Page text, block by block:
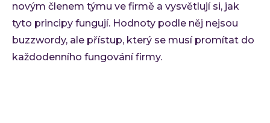
novým členem týmu ve firmě a vysvětlují si, jak
tyto principy fungují. Hodnoty podle něj nejsou
buzzwordy, ale přístup, který se musí promítat do
každodenního fungování firmy.